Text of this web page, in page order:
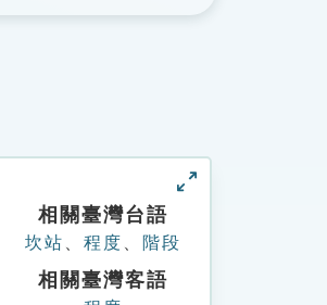
相關臺灣台語
坎站 程度 階段
相關臺灣客語